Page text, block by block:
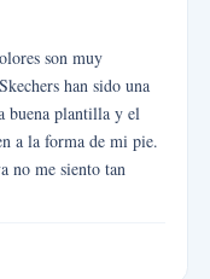
son muy
han sido una
buena plantilla y el
a la forma de mi pie.
no me siento tan